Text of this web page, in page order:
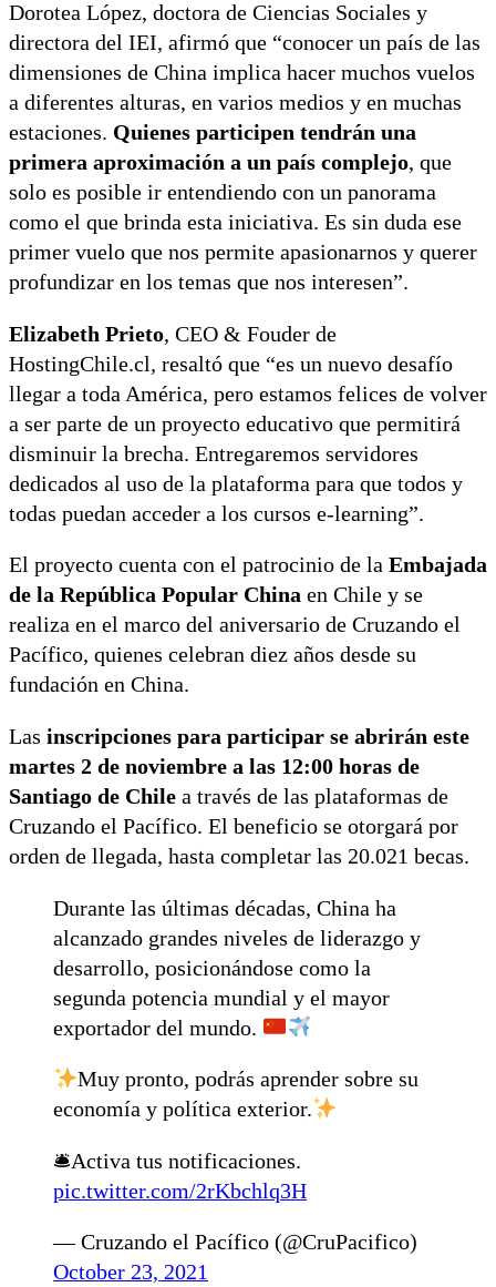
Dorotea López, doctora de Ciencias Sociales y
directora del IEI, afirmó que “conocer un país de las
dimensiones de China implica hacer muchos vuelos
a diferentes alturas, en varios medios y en muchas
estaciones. Quienes participen tendrán una
primera aproximación a un país complejo, que
solo es posible ir entendiendo con un panorama
como el que brinda esta iniciativa. Es sin duda ese
primer vuelo que nos permite apasionarnos y querer
profundizar en los temas que nos interesen”.
Elizabeth Prieto, CEO & Fouder de
HostingChile.cl, resaltó que “es un nuevo desafío
llegar a toda América, pero estamos felices de volver
a ser parte de un proyecto educativo que permitirá
disminuir la brecha. Entregaremos servidores
dedicados al uso de la plataforma para que todos y
todas puedan acceder a los cursos e-learning”.
El proyecto cuenta con el patrocinio de la Embajada
de la República Popular China en Chile y se
realiza en el marco del aniversario de Cruzando el
Pacífico, quienes celebran diez años desde su
fundación en China.
Las inscripciones para participar se abrirán este
martes 2 de noviembre a las 12:00 horas de
Santiago de Chile a través de las plataformas de
Cruzando el Pacífico. El beneficio se otorgará por
orden de llegada, hasta completar las 20.021 becas.
Durante las últimas décadas, China ha
alcanzado grandes niveles de liderazgo y
desarrollo, posicionándose como la
segunda potencia mundial y el mayor
exportador del mundo.
Muy pronto, podrás aprender sobre su
economía y política exterior.
🛎Activa tus notificaciones.
pic.twitter.com/2rKbchlq3H
— Cruzando el Pacífico (@CruPacifico)
October 23, 2021